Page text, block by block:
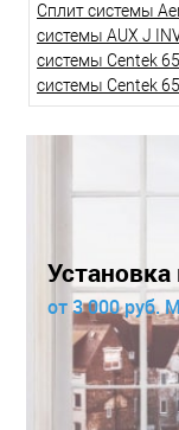
Сплит системы
системы AUX J
системы Centek
системы Centek
от 3 000 руб.